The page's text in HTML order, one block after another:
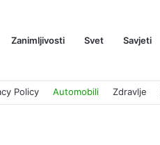
Zanimljivosti Svet Savjeti
Policy Automobili Zdravlje